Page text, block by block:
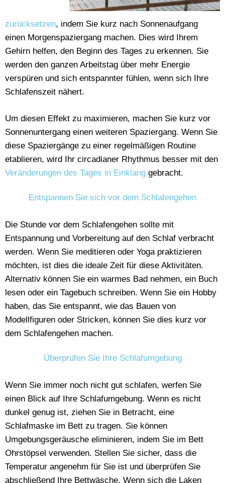
zurücksetzen, indem Sie kurz nach Sonnenaufgang
einen Morgenspaziergang machen. Dies wird Ihrem
Gehirn helfen, den Beginn des Tages zu erkennen. Sie
werden den ganzen Arbeitstag über mehr Energie
verspüren und sich entspannter fühlen, wenn sich Ihre
Schlafenszeit nähert.
Um diesen Effekt zu maximieren, machen Sie kurz vor
Sonnenuntergang einen weiteren Spaziergang. Wenn Sie
diese Spaziergänge zu einer regelmäßigen Routine
etablieren, wird Ihr circadianer Rhythmus besser mit den
Veränderungen des Tages in Einklang gebracht.
Entspannen Sie sich vor dem Schlafengehen
Die Stunde vor dem Schlafengehen sollte mit
Entspannung und Vorbereitung auf den Schlaf verbracht
werden. Wenn Sie meditieren oder Yoga praktizieren
möchten, ist dies die ideale Zeit für diese Aktivitäten.
Alternativ können Sie ein warmes Bad nehmen, ein Buch
lesen oder ein Tagebuch schreiben. Wenn Sie ein Hobby
haben, das Sie entspannt, wie das Bauen von
Modellfiguren oder Stricken, können Sie dies kurz vor
dem Schlafengehen machen.
Überprüfen Sie Ihre Schlafumgebung
Wenn Sie immer noch nicht gut schlafen, werfen Sie
einen Blick auf Ihre Schlafumgebung. Wenn es nicht
dunkel genug ist, ziehen Sie in Betracht, eine
Schlafmaske im Bett zu tragen. Sie können
Umgebungsgeräusche eliminieren, indem Sie im Bett
Ohrstöpsel verwenden. Stellen Sie sicher, dass die
Temperatur angenehm für Sie ist und überprüfen Sie
abschließend Ihre Bettwäsche. Wenn sich die Laken